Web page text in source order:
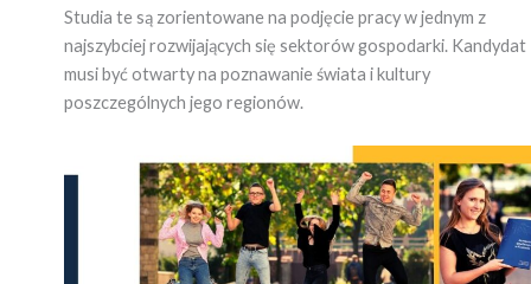
Studia te są zorientowane na podjęcie pracy w jednym z
najszybciej rozwijających się sektorów gospodarki. Kandydat
musi być otwarty na poznawanie świata i kultury
poszczególnych jego regionów.